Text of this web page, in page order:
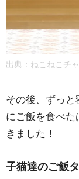
出典：ねこねこチ
その後、ずっ
にご飯を食べ
きました！
子猫達のご飯